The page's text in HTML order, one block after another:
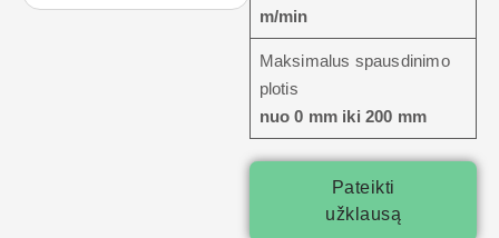
m/min
Maksimalus spausdinimo
plotis
nuo 0 mm iki 200 mm
Pateikti
užklausą